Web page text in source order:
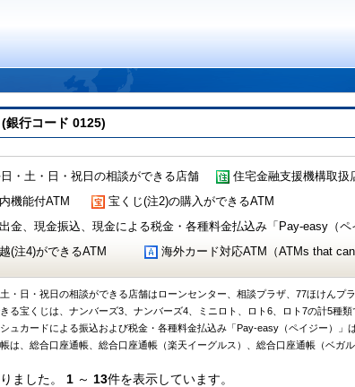
行コード 0125)
・土・日・祝日の相談ができる店舗 住宅金融支援機構取扱
機能付ATM
宝くじ(注2)の購入ができるATM
金、現金振込、現金による税金・各種料金払込み「Pay-easy（
(注4)ができるATM
海外カード対応ATM（ATMs that
土・日・祝日の相談ができる店舗はローンセンター、相談プラザ、77ほけんプラ
きる宝くじは、ナンバーズ3、ナンバーズ4、ミニロト、ロト6、ロト7の計5種類
シュカードによる振込および税金・各種料金払込み「Pay-easy（ペイジー）」
帳は、総合口座通帳、総合口座通帳（楽天イーグルス）、総合口座通帳（ベガ
ました。 1～ 13件を表示しています。